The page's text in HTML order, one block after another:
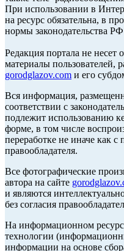
При использовании в
на ресурс обязательна, в
нормы законодательства
Редакция портала не несет
материалы пользователей,
gorodglazov.com и его
Вся информация,
соответствии с
подлежит использованию
форме, в том числе
переработке не иначе как
правообладателя.
Все фотографические
автора на сайте
и являются
без согласия
На информационном
технологии
информации на основе